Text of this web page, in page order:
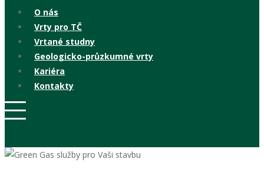
O nás
Vrty pro TČ
Vrtané studny
Geologicko-průzkumné vrty
Kariéra
Kontakty